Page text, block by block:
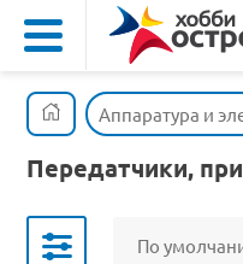
Аппаратура и
Передатчики,
По